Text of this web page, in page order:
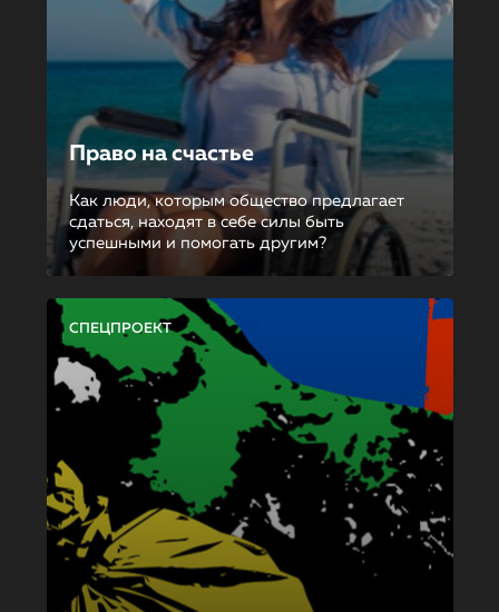
Право на счастье
Как люди, которым общество предлагает
сдаться, находят в себе силы быть
успешными и помогать другим?
СПЕЦПРОЕКТ